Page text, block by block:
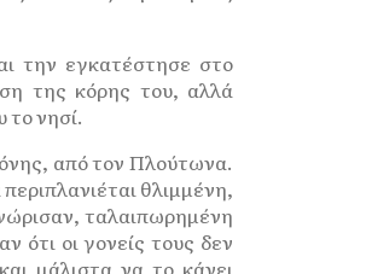
την εγκατέστησε στο
της κόρης του, αλλά
το νησί.
από τον Πλούτωνα.
θλιμμένη,
ταλαιπωρημένη
ότι οι γονείς τους δεν
μάλιστα να το κάνει